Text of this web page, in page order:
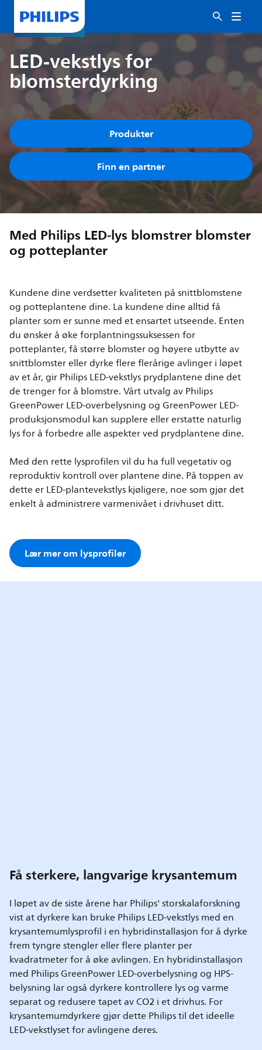
LED-vekstlys for
blomsterdyrking
Produkter
Finn en partner
Med Philips LED-lys blomstrer blomster
og potteplanter
Kundene dine verdsetter kvaliteten på snittblomstene
og potteplantene dine. La kundene dine alltid få
planter som er sunne med et ensartet utseende. Enten
du ønsker å øke forplantningssuksessen for
potteplanter, få større blomster og høyere utbytte av
snittblomster eller dyrke flere flerårige avlinger i løpet
av et år, gir Philips LED-vekstlys prydplantene dine det
de trenger for å blomstre. Vårt utvalg av Philips
GreenPower LED-overbelysning og GreenPower LED-
produksjonsmodul kan supplere eller erstatte naturlig
lys for å forbedre alle aspekter ved prydplantene dine.
Med den rette lysprofilen vil du ha full vegetativ og
reproduktiv kontroll over plantene dine. På toppen av
dette er LED-plantevekstlys kjøligere, noe som gjør det
enkelt å administrere varmenivået i drivhuset ditt.
Lær mer om lysprofiler
Få sterkere, langvarige krysantemum
I løpet av de siste årene har Philips' storskalaforskning
vist at dyrkere kan bruke Philips LED-vekstlys med en
krysantemumlysprofil i en hybridinstallasjon for å dyrke
frem tyngre stengler eller flere planter per
kvadratmeter for å øke avlingen. En hybridinstallasjon
med Philips GreenPower LED-overbelysning og HPS-
belysning lar også dyrkere kontrollere lys og varme
separat og redusere tapet av CO2 i et drivhus. For
krysantemumdyrkere gjør dette Philips til det ideelle
LED-vekstlyset for avlingene deres.